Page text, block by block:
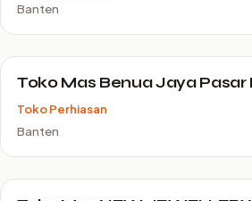
Banten
Toko Mas Benua Jaya Pasar
Toko Perhiasan
Banten